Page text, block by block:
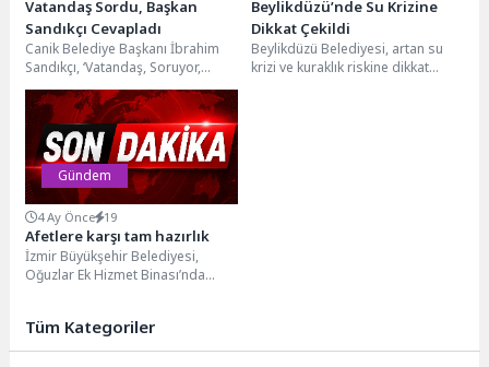
Vatandaş Sordu, Başkan
Sandıkçı Cevapladı
Canik Belediye Başkanı İbrahim
Sandıkçı, ‘Vatandaş, Soruyor,
Başkan Cevaplıyor’ programıyla
Belediye Evleri Mahallesi
sakinlerinin taleplerini...
Beylikdüzü’nde Su Krizine
Dikkat Çekildi
Beylikdüzü Belediyesi, artan su
krizi ve kuraklık riskine dikkat
Gündem
4 Ay Önce 19
Afetlere karşı tam hazırlık
İzmir Büyükşehir Belediyesi,
Oğuzlar Ek Hizmet Binası’nda
anlarında...
Tüm Kategoriler